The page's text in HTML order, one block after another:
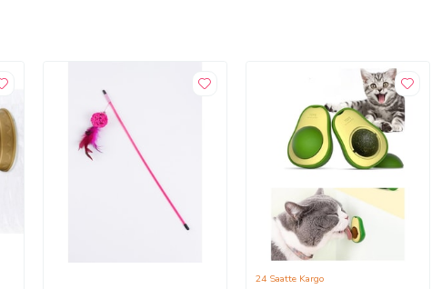
24 Saatte Kargo